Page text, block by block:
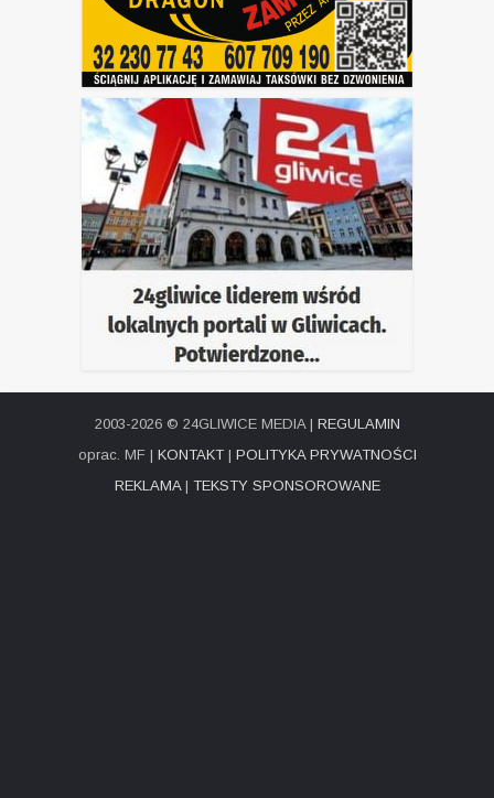
2003-2026 © 24GLIWICE MEDIA | REGULAMIN
oprac. MF | KONTAKT| POLITYKA PRYWATNOŚCI
REKLAMA| TEKSTY SPONSOROWANE